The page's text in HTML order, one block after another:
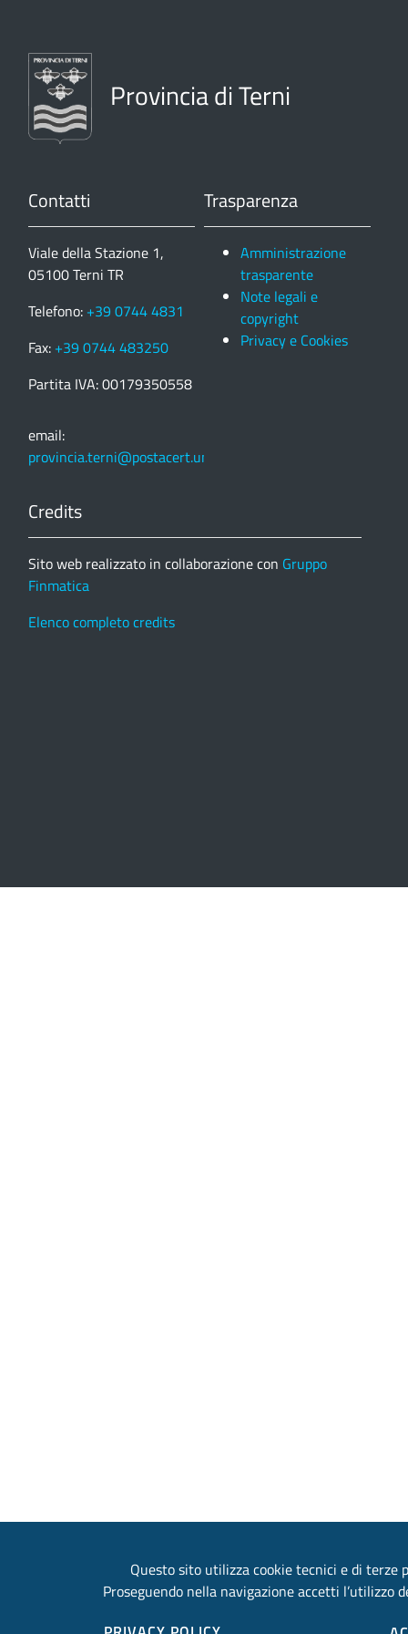
Provincia di Terni
Contatti
Viale della Stazione 1,
05100 Terni TR
Telefono: +39 0744 4831
Fax: +39 0744 483250
Partita IVA: 00179350558
email:
provincia.terni@postacert.umbria.it
Trasparenza
Amministrazione
trasparente
Note legali e
copyright
Privacy e Cookies
Credits
Sito web realizzato in collaborazione con Gruppo
Finmatica
Elenco completo credits
Questo sito utilizza cookie tecnici e di terze
Proseguendo nella navigazione accetti l’utilizzo